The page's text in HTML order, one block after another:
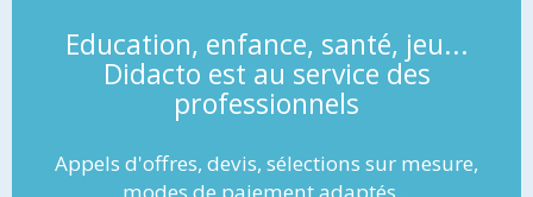
Education, enfance, santé, jeu...
Didacto est au service des
professionnels
Appels d'offres, devis, sélections sur mesure,